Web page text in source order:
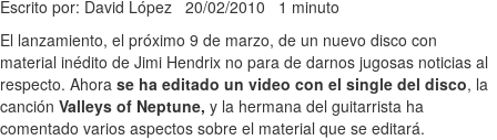
Escrito por: David López 20/02/2010 1 minuto
El lanzamiento, el próximo 9 de marzo, de un nuevo disco con
material inédito de Jimi Hendrix no para de darnos jugosas noticias al
respecto. Ahora se ha editado un video con el single del disco, la
canción Valleys of Neptune, y la hermana del guitarrista ha
comentado varios aspectos sobre el material que se editará.